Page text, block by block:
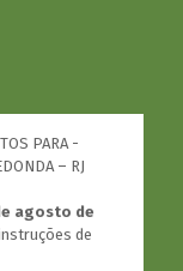
PARA -
– RJ
agosto de
de